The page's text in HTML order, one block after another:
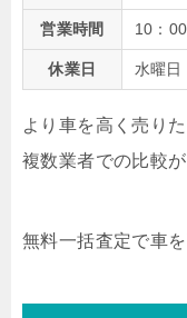
営業時間 10：
休業日 水曜日
より車を高く売り
複数業者での比較
無料一括査定で車